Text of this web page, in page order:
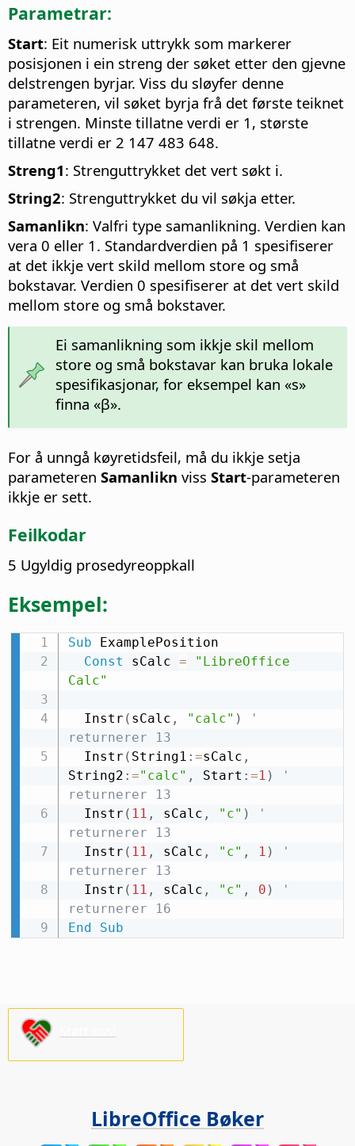
Parametrar:
Start: Eit numerisk uttrykk som markerer
posisjonen i ein streng der søket etter den gjevne
delstrengen byrjar. Viss du sløyfer denne
parameteren, vil søket byrja frå det første teiknet
i strengen. Minste tillatne verdi er 1, største
tillatne verdi er 2 147 483 648.
Streng1: Strenguttrykket det vert søkt i.
String2: Strenguttrykket du vil søkja etter.
Samanlikn: Valfri type samanlikning. Verdien kan
vera 0 eller 1. Standardverdien på 1 spesifiserer
at det ikkje vert skild mellom store og små
bokstavar. Verdien 0 spesifiserer at det vert skild
mellom store og små bokstaver.
Ei samanlikning som ikkje skil mellom
store og små bokstavar kan bruka lokale
spesifikasjonar, for eksempel kan «s»
finna «β».
For å unngå køyretidsfeil, må du ikkje setja
parameteren Samanlikn viss Start-parameteren
ikkje er sett.
Feilkodar
5 Ugyldig prosedyreoppkall
Eksempel:
Sub ExamplePosition
Const sCalc =
"LibreOffice
Calc"
  Instr
( sCalc , "calc" )
'
returnerer 13
  Instr
( String1 : =sCalc ,
String2 : ="calc" , Start : =1 )
'
returnerer 13
  Instr
( 11 , sCalc , "c" )
'
returnerer 13
  Instr
( 11 , sCalc , "c" , 1 )
'
returnerer 13
  Instr
( 11 , sCalc , "c" , 0 )
'
returnerer 16
End
Sub
LibreOffice Bøker